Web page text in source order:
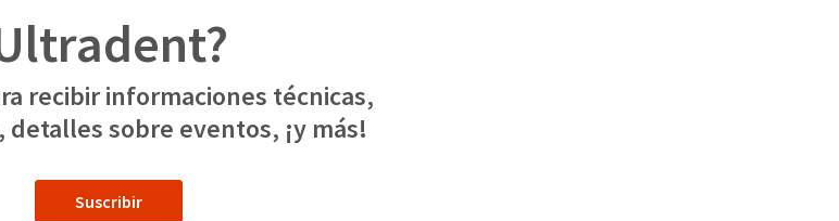
recibir informaciones técnicas,
detalles sobre eventos, ¡y más!
Suscribir